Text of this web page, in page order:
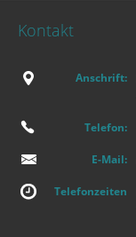
Kontakt
Anschrift:
Telefon:
E-Mail:
Telefonzeiten